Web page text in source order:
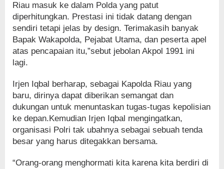
Riau masuk ke dalam Polda yang patut
diperhitungkan. Prestasi ini tidak datang dengan
sendiri tetapi jelas by design. Terimakasih banyak
Bapak Wakapolda, Pejabat Utama, dan peserta apel
atas pencapaian itu,”sebut jebolan Akpol 1991 ini
lagi.
Irjen Iqbal berharap, sebagai Kapolda Riau yang
baru, dirinya dapat diberikan semangat dan
dukungan untuk menuntaskan tugas-tugas kepolisian
ke depan.Kemudian Irjen Iqbal mengingatkan,
organisasi Polri tak ubahnya sebagai sebuah tenda
besar yang harus ditegakkan bersama.
“Orang-orang menghormati kita karena kita berdiri di